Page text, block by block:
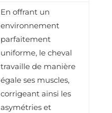
En offrant un
environnement
parfaitement
uniforme, le cheval
travaille de manière
égale ses muscles,
corrigeant ainsi les
asymétries et